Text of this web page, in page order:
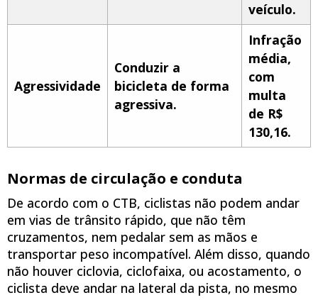
veículo.
Agressividade
Conduzir a
bicicleta de forma
agressiva.
Infração
média,
com
multa
de R$
130,16.
Normas de circulação e conduta
De acordo com o CTB, ciclistas não podem andar
em vias de trânsito rápido, que não têm
cruzamentos, nem pedalar sem as mãos e
transportar peso incompatível. Além disso, quando
não houver ciclovia, ciclofaixa, ou acostamento, o
ciclista deve andar na lateral da pista, no mesmo